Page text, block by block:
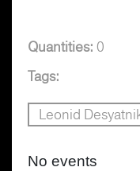
Quantities: 0
Tags:
Leonid
No events